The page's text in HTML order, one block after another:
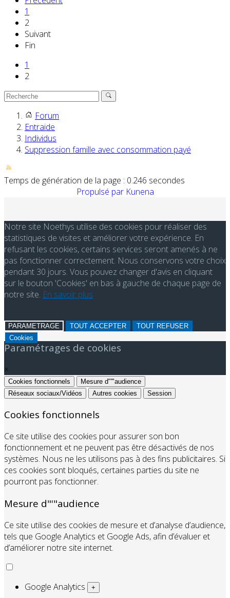
1
2
Suivant
Fin
1
2
Forum
Entraide
Individus
Suppression famille avec consommation payé
Temps de génération de la page : 0.246 secondes
Propulsé par Kunena
Notre site Noethys utilise des cookies pour réaliser des
statistiques de visites et améliorer votre expérience. En
refusant les cookies, certains services seront amenés à ne
pas fonctionner correctement. Nous conservons votre choix
pendant 30 jours. Vous pouvez changer d'avis en cliquant
sur le bouton 'Cookies' en bas à gauche de chaque page de
notre site. En savoir plus
PARAMETRAGE TOUT ACCEPTER
TOUT REFUSER
Cookies
Paramétrages de cookies
×
Cookies fonctionnels
Mesure d"'"audience
Réseaux sociaux/Vidéos
Autres cookies Session
Cookies fonctionnels
Ce site utilise des cookies pour assurer son bon
fonctionnement et ne peuvent pas être désactivés de nos
systèmes. Nous ne les utilisons pas à des fins publicitaires. Si
ces cookies sont bloqués, certaines parties du site ne
pourront pas fonctionner.
Mesure d"'"audience
Ce site utilise des cookies de mesure et d’analyse d’audience,
tels que Google Analytics et Google Ads, afin d’évaluer et
d’améliorer notre site internet.
Google Analytics +